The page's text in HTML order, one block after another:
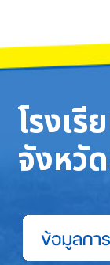
โรงเ
จังหวั